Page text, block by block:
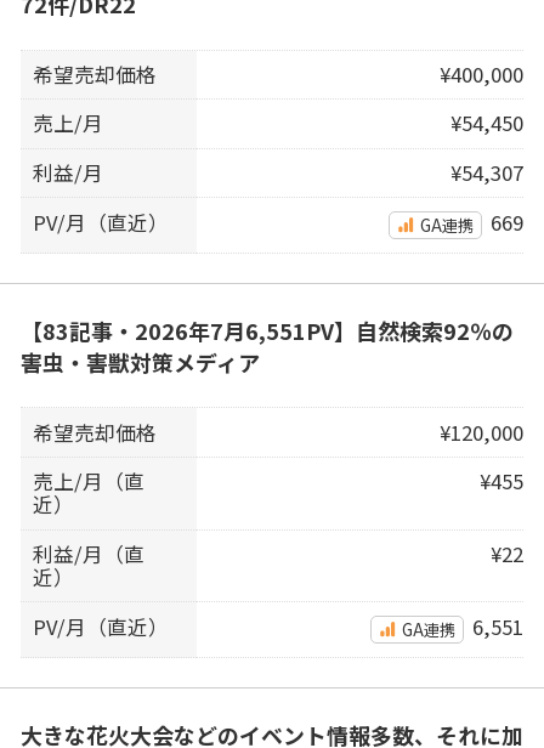
希望売却価格
¥400,000
売上/月
¥54,450
利益/月
¥54,307
PV/月（直近）
GA連携 669
【83記事・2026年7月6,551PV】自然検索92％の
害虫・害獣対策メディア
希望売却価格
¥120,000
売上/月（直
近）
¥455
利益/月（直
近）
¥22
PV/月（直近） GA連携 6,551
大きな花火大会などのイベント情報多数、それに加